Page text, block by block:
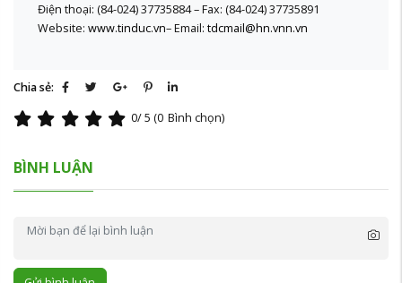
Điện thoại: (84-024) 37735884 – Fax: (84-024) 37735891
Website: www.tinduc.vn– Email: tdcmail@hn.vnn.vn
Chia sẻ:
0/ 5 (0 Bình chọn)
BÌNH LUẬN